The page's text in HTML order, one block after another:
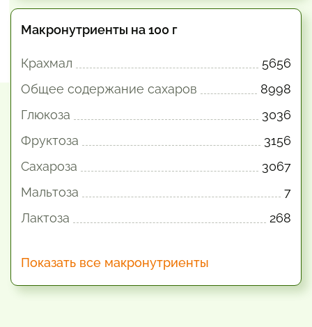
Макронутриенты на 100 г
Крахмал
5656
Общее содержание сахаров
8998
Глюкоза
3036
Фруктоза
3156
Сахароза
3067
Мальтоза
7
Лактоза
268
Показать все макронутриенты